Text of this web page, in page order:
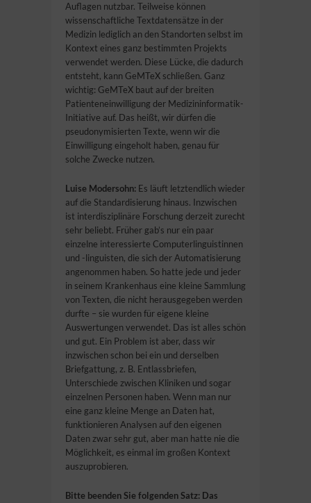
Auflagen nutzbar. Teilweise können
wissenschaftliche Textdatensätze in der
Medizin lediglich an den Standorten selbst im
Kontext eines ganz bestimmten Projekts
verwendet werden. Diese Lücke, die dadurch
entsteht, kann GeMTeX schließen. Ganz
wichtig: GeMTeX baut auf der breiten
Patienteneinwilligung der Medizininformatik-
Initiative auf. Das heißt, wir dürfen die
pseudonymisierten Texte, wenn wir die
Einwilligung eingeholt haben, genau für
solche Zwecke nutzen.
Luise Modersohn: Es läuft letztendlich wieder
auf die Standardisierung hinaus. Inzwischen
ist interdisziplinäre Forschung derzeit zurecht
sehr beliebt. Früher gab’s nur ein paar
einzelne interessierte Computerlinguistinnen
und -linguisten, die sich der Automatisierung
angenommen haben. So hatte jede und jeder
in seinem Krankenhaus eine kleine Sammlung
von Texten, die nicht herausgegeben werden
durfte – sie wurden für eigene kleine
Auswertungen verwendet. Das ist alles schön
und gut. Ein Problem ist aber, dass wir
inzwischen schon bei ein und derselben
Briefgattung, z. B. Entlassbriefen,
Unterschiede zwischen Kliniken und sogar
einzelnen Personen haben. Wenn man nur
eine ganz kleine Menge an Daten hat,
funktionieren Analysen auf den eigenen
Daten zwar sehr gut, aber man hatte nie die
Möglichkeit, es einmal im großen Kontext
auszuprobieren.
Bitte beenden Sie folgenden Satz: Das